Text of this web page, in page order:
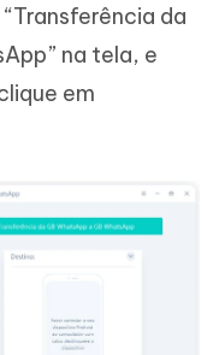
da
na tela, e
em